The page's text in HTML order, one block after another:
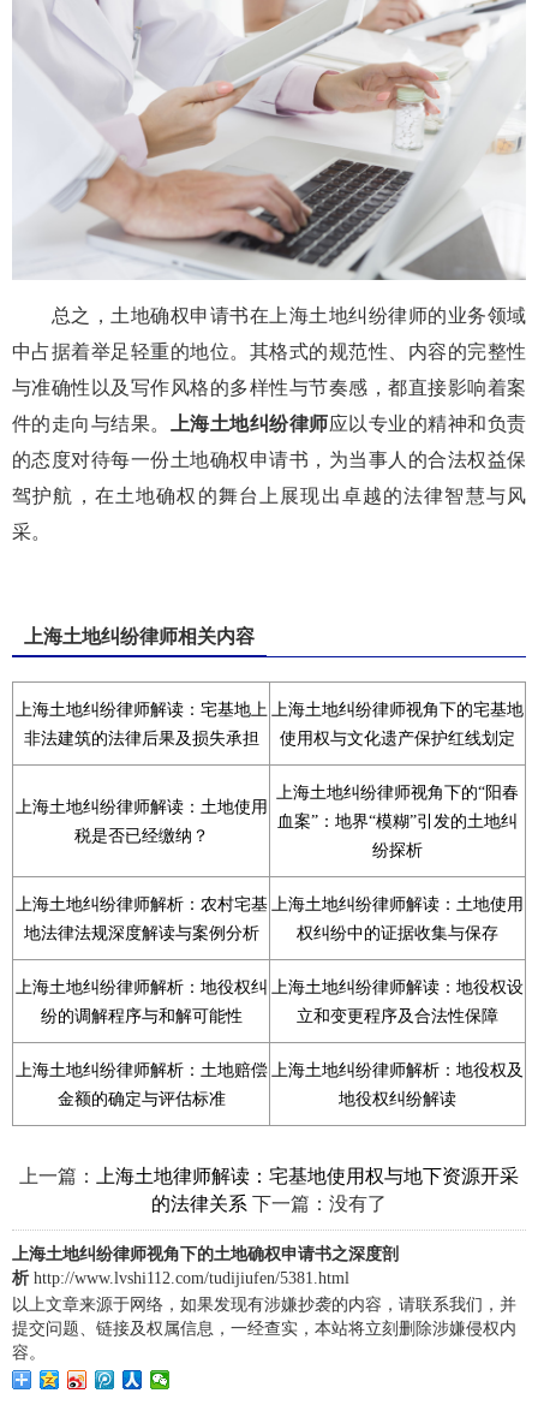
总之，土地确权申请书在上海土地纠纷律师的业务领域
中占据着举足轻重的地位。其格式的规范性、内容的完整性
与准确性以及写作风格的多样性与节奏感，都直接影响着案
件的走向与结果。 上海土地纠纷律师应以专业的精神和负责
的态度对待每一份土地确权申请书，为当事人的合法权益保
驾护航，在土地确权的舞台上展现出卓越的法律智慧与风
采。
上海土地纠纷律师相关内容
上海土地纠纷律师解读：宅基地上
非法建筑的法律后果及损失承担
上海土地纠纷律师视角下的宅基地
使用权与文化遗产保护红线划定
上海土地纠纷律师解读：土地使用
税是否已经缴纳？
上海土地纠纷律师视角下的“阳春
血案”：地界“模糊”引发的土地纠
纷探析
上海土地纠纷律师解析：农村宅基
地法律法规深度解读与案例分析
上海土地纠纷律师解读：土地使用
权纠纷中的证据收集与保存
上海土地纠纷律师解析：地役权纠
纷的调解程序与和解可能性
上海土地纠纷律师解读：地役权设
立和变更程序及合法性保障
上海土地纠纷律师解析：土地赔偿
金额的确定与评估标准
上海土地纠纷律师解析：地役权及
地役权纠纷解读
上一篇： 上海土地律师解读：宅基地使用权与地下资源开采
的法律关系 下一篇：没有了
上海土地纠纷律师视角下的土地确权申请书之深度剖
析 http://www.lvshi112.com/tudijiufen/5381.html
以上文章来源于网络，如果发现有涉嫌抄袭的内容，请联系我们，并
提交问题、链接及权属信息，一经查实，本站将立刻删除涉嫌侵权内
容。